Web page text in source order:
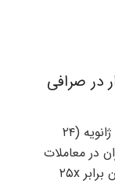
در صرافی
جزییات: مطابق اعلام این صرافی از روز ۱۴ ژانویه (۲۴
در معاملات
اهرم دار ۲۰x خواهد بود. پیش‌تر این میزان برابر ۲۵x